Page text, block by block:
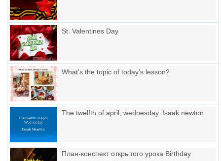
St. Valentines Day
What’s the topic of today’s lesson?
The twelfth of april, wednesday. Isaak newton
План-конспект открытого урока Birthday